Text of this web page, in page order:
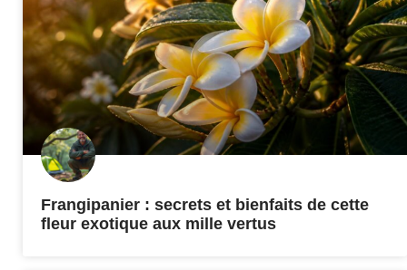
Frangipanier : secrets et bienfaits de cette
fleur exotique aux mille vertus